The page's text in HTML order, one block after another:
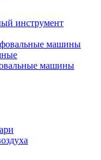
инструмент
машины
машины